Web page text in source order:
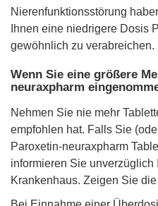
Nierenfunktionsstörung
Ihnen eine niedrigere Dosis
gewöhnlich zu verabreichen.
Wenn Sie eine größere
neuraxpharm
Nehmen Sie nie mehr
empfohlen hat. Falls Sie
Paroxetin-neuraxpharm
informieren Sie unverzüglich
Krankenhaus. Zeigen Sie